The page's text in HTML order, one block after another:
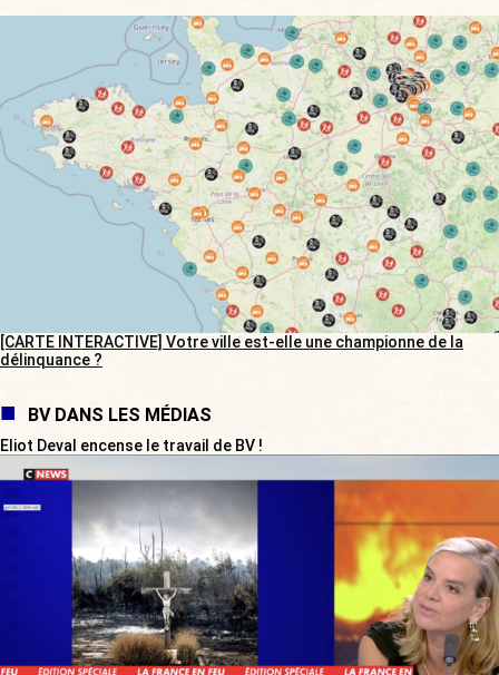
[CARTE INTERACTIVE] Votre ville est-elle une championne de la
délinquance ?
BV DANS LES MÉDIAS
Eliot Deval encense le travail de BV !